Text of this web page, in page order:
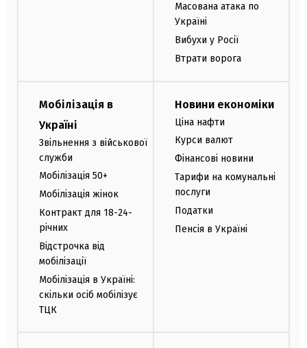
Масована атака по
Україні
Вибухи у Росії
Втрати ворога
Мобілізація в
Україні
Звільнення з військової
служби
Мобілізація 50+
Мобілізація жінок
Контракт для 18-24-
річних
Відстрочка від
мобілізації
Мобілізація в Україні:
скільки осіб мобілізує
ТЦК
Новини економіки
Ціна нафти
Курси валют
Фінансові новини
Тарифи на комунальні
послуги
Податки
Пенсія в Україні